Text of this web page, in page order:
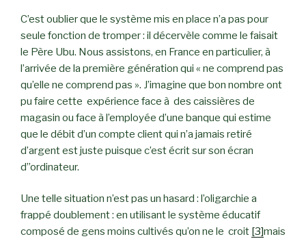
C’est oublier que le système mis en place n’a pas pour
seule fonction de tromper : il décervèle comme le faisait
le Père Ubu. Nous assistons, en France en particulier, à
l’arrivée de la première génération qui « ne comprend pas
qu’elle ne comprend pas ». J’imagine que bon nombre ont
pu faire cette expérience face à des caissières de
magasin ou face à l’employée d’une banque qui estime
que le débit d’un compte client qui n’a jamais retiré
d’argent est juste puisque c’est écrit sur son écran
d’’ordinateur.
Une telle situation n’est pas un hasard : l’oligarchie a
frappé doublement : en utilisant le système éducatif
composé de gens moins cultivés qu’on ne le croit [3]mais